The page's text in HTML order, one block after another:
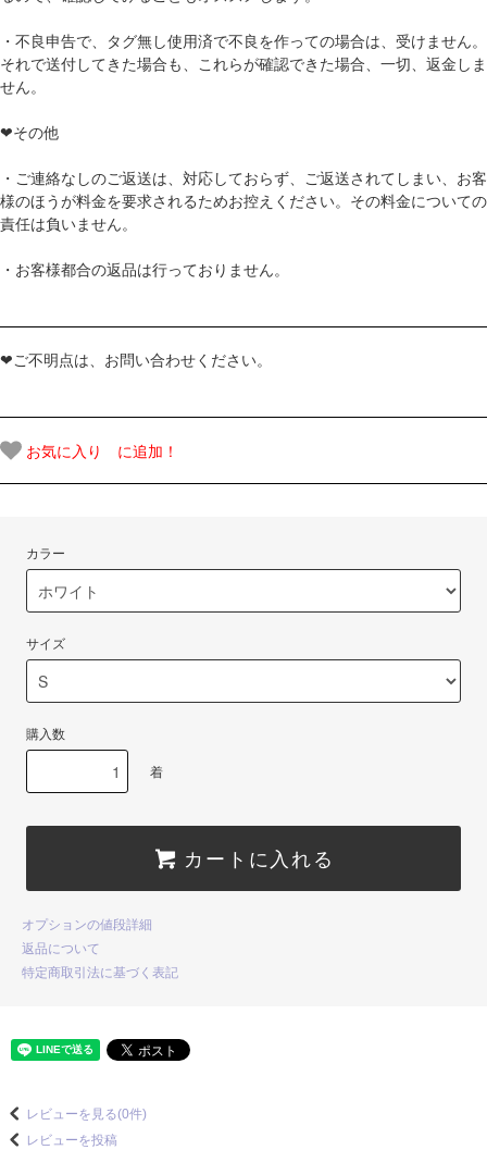
・不良申告で、タグ無し使用済で不良を作っての場合は、受けません。
それで送付してきた場合も、これらが確認できた場合、一切、返金しま
せん。
❤その他
・ご連絡なしのご返送は、対応しておらず、ご返送されてしまい、お客
様のほうが料金を要求されるためお控えください。その料金についての
責任は負いません。
・お客様都合の返品は行っておりません。
❤ご不明点は、お問い合わせください。
お気に入り に追加！
カラー
サイズ
購入数
着
カートに入れる
オプションの値段詳細
返品について
特定商取引法に基づく表記
レビューを見る(0件)
レビューを投稿